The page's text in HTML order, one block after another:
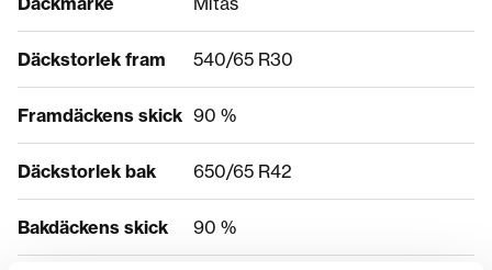
Däckstorlek fram 540/65 R30
Framdäckens skick 90 %
Däckstorlek bak 650/65 R42
Bakdäckens skick 90 %